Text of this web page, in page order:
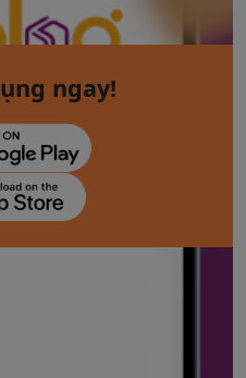
ngay!